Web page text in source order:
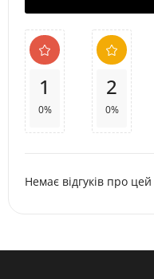
1
0%
2
0%
Немає відгуків про